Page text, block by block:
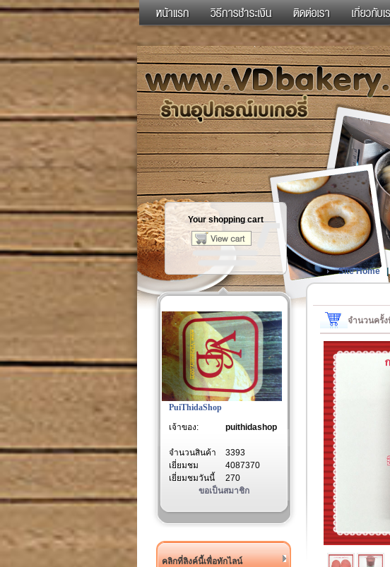
Your shopping cart
PuiThidaShop
เจ้าของ:
puithidashop
จำนวนสินค้า
3393
เยี่ยมชม
4087370
เยี่ยมชมวันนี้
270
ขอเป็นสมาชิก
คลิกที่ลิงค์นี้เพื่อทักไลน์
Site Home|
จำนวนครั้